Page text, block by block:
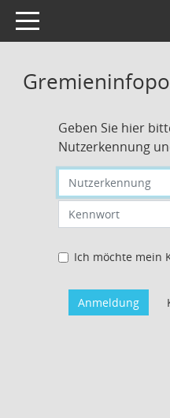
Toggle navigation
Geben Sie hier
Nutzerkennung
Nutzerkennung
Kennwort eingeben
Ich möchte mein